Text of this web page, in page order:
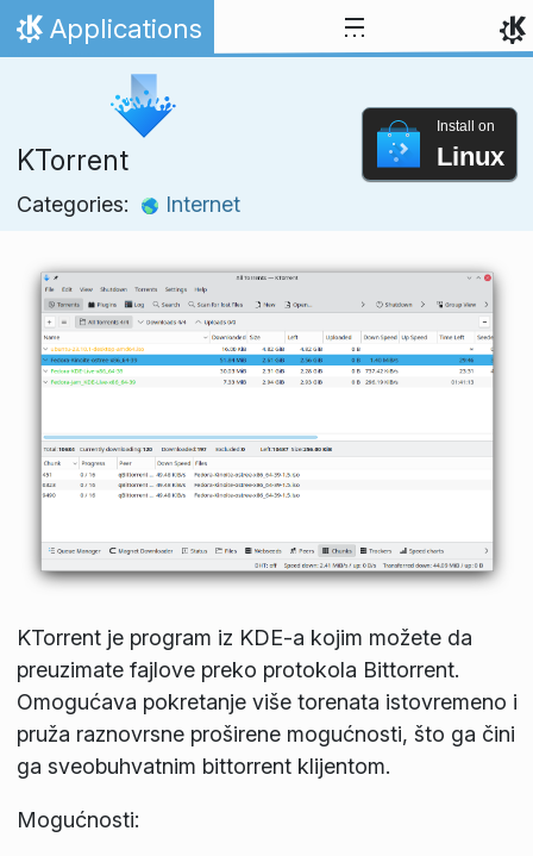
Skip to content
Home
Applications
KTorrent
Categories: Internet
Install on
Linux
KTorrent je program iz KDE‑a kojim možete da
preuzimate fajlove preko protokola Bittorrent.
Omogućava pokretanje više torenata istovremeno i
pruža raznovrsne proširene mogućnosti, što ga čini
ga sveobuhvatnim bittorrent klijentom.
Mogućnosti: